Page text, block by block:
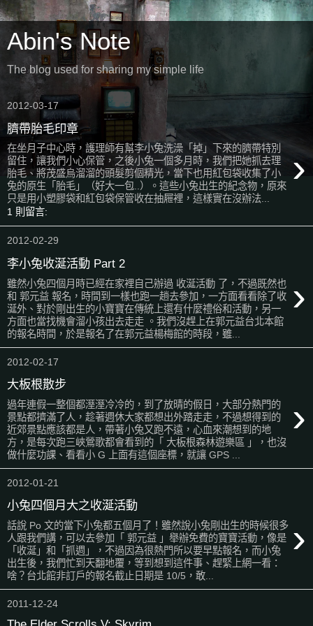
Abin's Note
The blog used for sharing my simple life
2012-03-17
臍帶胎毛印章
›
在坐月子中心時，護理師有幫李小兔洗澡「掉」下來的臍帶特別
留住，讓我們小心保管，之後小兔一個多月時，我們把她抓去理
胎毛、將茂盛烏溜溜的頭髮剪個精光，當下也用紅包袋收集了小
兔的原生「胎毛」（好大一包..）。這些小兔出生的紀念物，原來
只是用小塑膠袋和紅包袋保管收在抽屜裡，這樣實在沒辦法...
1 則留言:
2012-02-29
李小兔收涎活動 Part 2
›
雖然小兔四個月時已經在家裡自己辦過 收涎活動 了，不過既然也
和 郭元益 報名，時間到一樣也跑一趟去參加，一方面看看除了收
涎外、對於剛出生的小寶寶在傳統上還有什麼禮俗和活動，另一
方面也當找機會溜小孩出去走走 。我們沒趕上在郭元益台北本館
的報名時間，於是報名了在郭元益楊梅館的時段，雖...
2012-02-17
大板根散步
›
過年連假一整個都溼溼冷冷的，到了放晴的假日，大部分熱門的
景點都擠滿了人，趁著週休大家都想出外踏走走，不過想得到的
近郊景點應該都是人，帶著小兔又跑不遠，心血來潮想到的地
方，是每次跑三峽鶯歌都會看到的「 大板根森林遊樂區 」，也沒
做什麼功課、看看小 G 上面有這個座標，就讓 GPS ...
2012-01-21
小兔四個月大之收涎活動
›
話說 Po 文的當下小兔都五個月了！雖然說小兔剛出生的時候很多
人跟我們講，可以去參加「 郭元益 」舉辦免費的寶寶活動，像是
「收涎」和「抓週」，不過因為很熱門所以要早點報名，而小兔
出生後，我們忙到天翻地覆，等到想到這件事、趕緊上網一看：
啥？台北館非訂戶的報名截止日期是 10/5，敢...
2011-12-24